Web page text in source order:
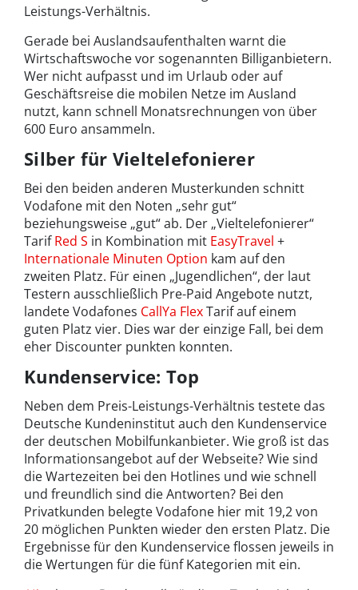
Leistungs-Verhältnis.
Gerade bei Auslandsaufenthalten warnt die
Wirtschaftswoche vor sogenannten Billiganbietern.
Wer nicht aufpasst und im Urlaub oder auf
Geschäftsreise die mobilen Netze im Ausland
nutzt, kann schnell Monatsrechnungen von über
600 Euro ansammeln.
Silber für Vieltelefonierer
Bei den beiden anderen Musterkunden schnitt
Vodafone mit den Noten „sehr gut“
beziehungsweise „gut“ ab. Der „Vieltelefonierer“
TarifRed S in Kombination mit EasyTravel +
Internationale Minuten Option kam auf den
zweiten Platz. Für einen „Jugendlichen“, der laut
Testern ausschließlich Pre-Paid Angebote nutzt,
landete Vodafones CallYa FlexTarif auf einem
guten Platz vier. Dies war der einzige Fall, bei dem
eher Discounter punkten konnten.
Kundenservice: Top
Neben dem Preis-Leistungs-Verhältnis testete das
Deutsche Kundeninstitut auch den Kundenservice
der deutschen Mobilfunkanbieter. Wie groß ist das
Informationsangebot auf der Webseite? Wie sind
die Wartezeiten bei den Hotlines und wie schnell
und freundlich sind die Antworten? Bei den
Privatkunden belegte Vodafone hier mit 19,2 von
20 möglichen Punkten wieder den ersten Platz. Die
Ergebnisse für den Kundenservice flossen jeweils in
die Wertungen für die fünf Kategorien mit ein.